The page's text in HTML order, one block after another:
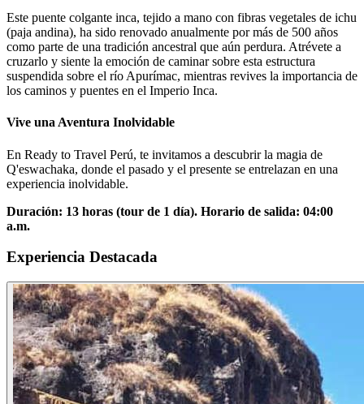
Este puente colgante inca, tejido a mano con fibras vegetales de ichu
(paja andina), ha sido renovado anualmente por más de 500 años
como parte de una tradición ancestral que aún perdura. Atrévete a
cruzarlo y siente la emoción de caminar sobre esta estructura
suspendida sobre el río Apurímac, mientras revives la importancia de
los caminos y puentes en el Imperio Inca.
Vive una Aventura Inolvidable
En Ready to Travel Perú, te invitamos a descubrir la magia de
Q'eswachaka, donde el pasado y el presente se entrelazan en una
experiencia inolvidable.
Duración: 13 horas (tour de 1 día). Horario de salida: 04:00
a.m.
Experiencia Destacada